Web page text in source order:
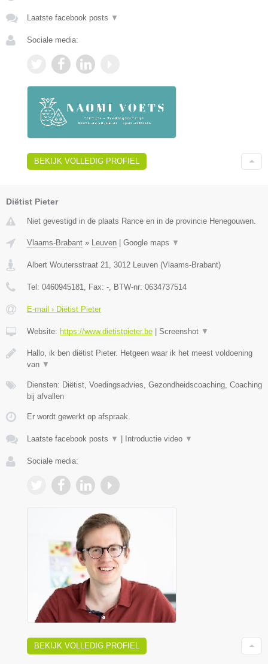
Laatste facebook posts ▼
Sociale media:
BEKIJK VOLLEDIG PROFIEL
Diëtist Pieter
Niet gevestigd in de plaats Rance en in de provincie Henegouwen.
Vlaams-Brabant » Leuven | Google maps ▼
Albert Woutersstraat 21 3012 Leuven (Vlaams-Brabant)
Tel: 0460945181 , Fax: - , BTW-nr: 0634737514
E-mail › Diëtist Pieter
Website: https://www.dietistpieter.be | Screenshot ▼
Hallo, ik ben diëtist Pieter. Hetgeen waar ik het meest voldoening
van ▼
Diensten: Diëtist, Voedingsadvies, Gezondheidscoaching, Coaching
bij afvallen
Er wordt gewerkt op afspraak.
Laatste facebook posts ▼ | Introductie video ▼
Sociale media:
BEKIJK VOLLEDIG PROFIEL